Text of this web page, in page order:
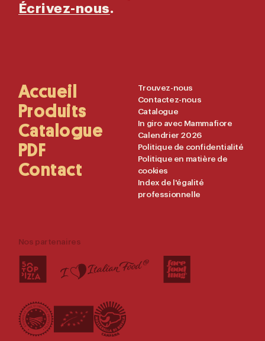
Les produits
fatti della Mamma
Voir produits
Écrivez-nous.
Main
Navigation
Accueil
Produits
Catalogue
PDF
Contact
Useful
Links
Trouvez-nous
Contactez-nous
Catalogue
In giro avec Mammafiore
Calendrier 2026
Politique de confidentialité
Politique en matière de
cookies
Index de l'égalité
professionnelle
Nos partenaires